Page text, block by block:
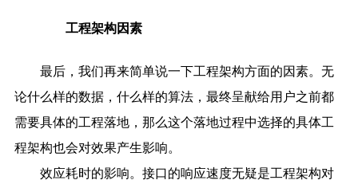
工程架构因素
最后，我们再来简单说一下工程架构方面的因素。无
论什么样的数据，什么样的算法，最终呈献给用户之前都
需要具体的工程落地，那么这个落地过程中选择的具体工
程架构也会对效果产生影响。
效应耗时的影响。接口的响应速度无疑是工程架构对